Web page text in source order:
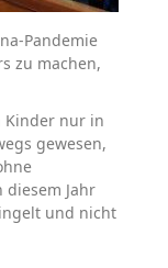
Pandemie
zu machen,
Kinder nur in
gewesen,
diesem Jahr
und nicht